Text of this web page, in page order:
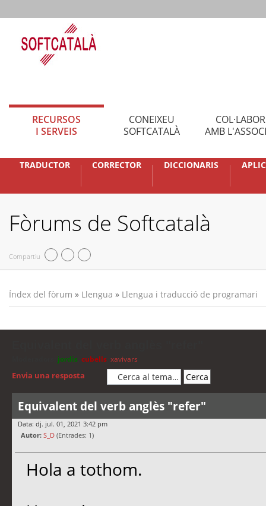
RECURSOS
I SERVEIS
CONEIXEU
SOFTCATALÀ
AMB
TRADUCTOR CORRECTOR DICCIONARIS
Fòrums de Softcatalà
Compartiu
Índex del fòrum » Llengua » Llengua i traducció de programari
jordis cubells xavivars
Envia una resposta
Equivalent del verb anglès "refer"
Data: dj. jul. 01, 2021 3:42 pm
Autor: S_D (Entrades: 1)
Hola a tothom.